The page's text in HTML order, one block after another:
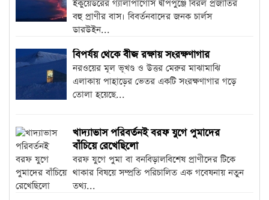
ইকুয়েডরের গ্যালাপাগোস দ্বীপপুঞ্জে বিরল প্রজাতির
বহু প্রাণীর বাস। বিবর্তনবাদের জনক চার্লস
ডারউইন...
বিপর্যয় থেকে বীজ রক্ষায় সংরক্ষণাগার
নরওয়ের মূল ভূখণ্ড ও উত্তর মেরুর মাঝামাঝি
এলাকায় পাহাড়ের ভেতর একটি সংরক্ষণাগার গড়ে
তোলা হয়েছে...
খাদ্যাভাস পরিবর্তনই বরফ যুগে পুমাদের
বাঁচিয়ে রেখেছিলো
বরফ যুগে পুমা বা বনবিড়ালবিশেষ প্রাণীদের টিকে
থাকার বিষয়ে সম্প্রতি পরিচালিত এক গবেষনায় নতুন
তথ্য...